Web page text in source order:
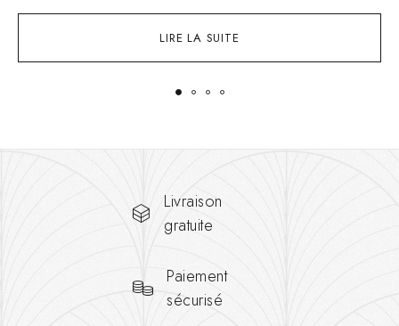
LIRE LA SUITE
Livraison
gratuite
Paiement
sécurisé